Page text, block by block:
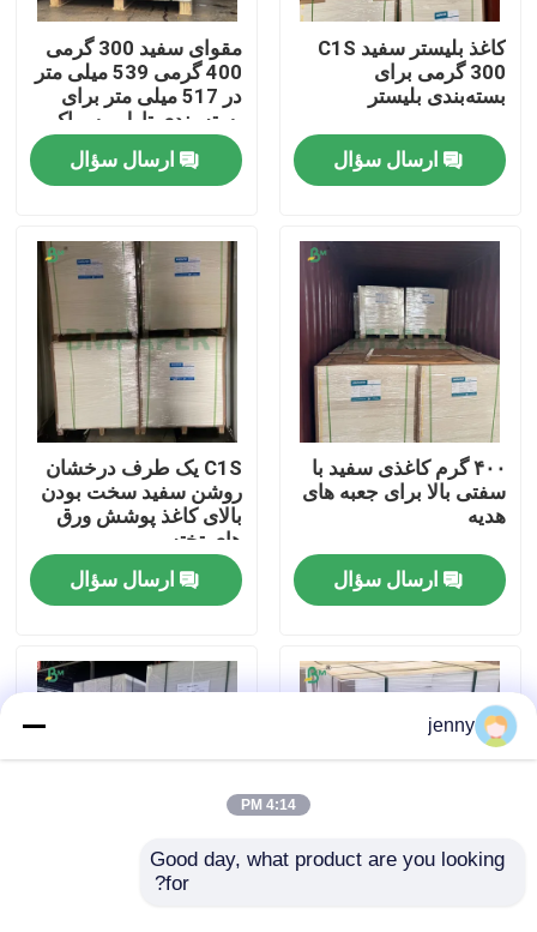
خانه
محصولات
دربارهی ما
کارخانه تور
اخبار
همه موارد
کاغذ بلیستر سفید C1S
300 گرمی برای
بسته‌بندی بلیستر
ارسال سؤال
مقوای سفید 300 گرمی
400 گرمی 539 میلی متر
در 517 میلی متر برای
بسته بندی تاول مسواک
ارسال سؤال
۴۰۰ گرم کاغذی سفید با
سفتی بالا برای جعبه های
هدیه
ارسال سؤال
C1S یک طرف درخشان
روشن سفید سخت بودن
بالای کاغذ پوشش ورق
های تخته
ارسال سؤال
280gm پوشش گرمایی
jenny
4:14 PM
Good day, what product are you looking
for?